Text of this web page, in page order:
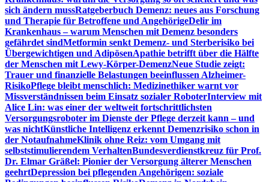
sich ändern mussRatgeberbuch Demenz: neues aus Forschung
und Therapie für Betroffene und AngehörigeDelir im
Krankenhaus – warum Menschen mit Demenz besonders
gefährdet sindMetformin senkt Demenz- und Sterberisiko bei
Übergewichtigen und AdipösenApathie betrifft über die Hälfte
der Menschen mit Lewy-Körper-DemenzNeue Studie zeigt:
Trauer und finanzielle Belastungen beeinflussen Alzheimer-
RisikoPflege bleibt menschlich: Medizinethiker warnt vor
Missverständnissen beim Einsatz sozialer RoboterInterview mit
Alice Lin: was einer der weltweit fortschrittlichsten
Versorgungsroboter im Dienste der Pflege derzeit kann – und
was nichtKünstliche Intelligenz erkennt Demenzrisiko schon in
der NotaufnahmeKlinik ohne Reiz: vom Umgang mit
selbststimulierendem VerhaltenBundesverdienstkreuz für Prof.
Dr. Elmar Gräßel: Pionier der Versorgung älterer Menschen
geehrtDepression bei pflegenden Angehörigen: soziale